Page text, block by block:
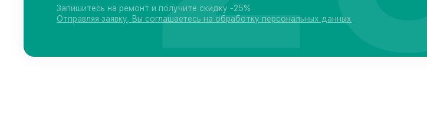
Запишитесь на ремонт и получите скидку -25%
Отправляя заявку, Вы соглашаетесь на обработку персональных данных